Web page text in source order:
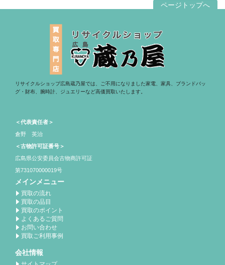
ページトップへ
リサイクルショップ広島蔵乃屋では、ご不用になりました家電、家具、ブランドバッ
グ・財布、腕時計、ジュエリーなど高価買取いたします。
＜代表責任者＞
倉野 英治
＜古物許可証番号＞
広島県公安委員会古物商許可証
第731070000019号
メインメニュー
買取の流れ
買取の品目
買取のポイント
よくあるご質問
お問い合わせ
買取ご利用事例
会社情報